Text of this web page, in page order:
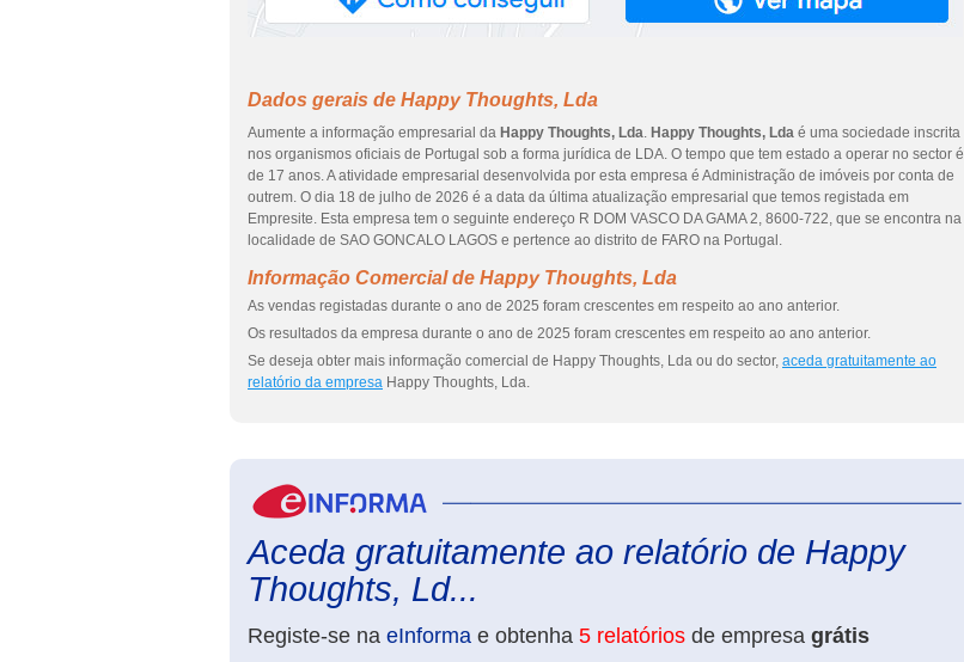
Dados gerais de Happy Thoughts, Lda
Aumente a informação empresarial da Happy Thoughts, Lda. Happy Thoughts, Lda é uma sociedade inscrita
nos organismos oficiais de Portugal sob a forma jurídica de LDA. O tempo que tem estado a operar no sector é
de 17 anos. A atividade empresarial desenvolvida por esta empresa é Administração de imóveis por conta de
outrem. O dia 18 de julho de 2026 é a data da última atualização empresarial que temos registada em
Empresite. Esta empresa tem o seguinte endereço R DOM VASCO DA GAMA 2, 8600-722, que se encontra na
localidade de SAO GONCALO LAGOS e pertence ao distrito de FARO na Portugal.
Informação Comercial de Happy Thoughts, Lda
As vendas registadas durante o ano de 2025 foram crescentes em respeito ao ano anterior.
Os resultados da empresa durante o ano de 2025 foram crescentes em respeito ao ano anterior.
Se deseja obter mais informação comercial de Happy Thoughts, Lda ou do sector, aceda gratuitamente ao
relatório da empresa Happy Thoughts, Lda.
Aceda gratuitamente ao relatório de Happy
Thoughts, Ld...
Registe-se na eInforma e obtenha 5 relatórios de empresa grátis